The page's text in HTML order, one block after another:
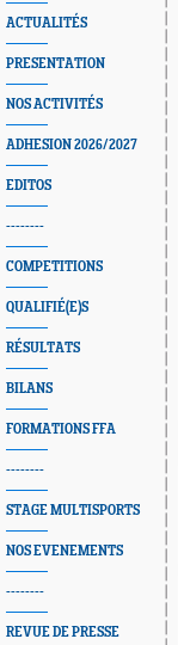
ACTUALITÉS
PRESENTATION
NOS ACTIVITÉS
ADHESION 2026/2027
EDITOS
--------
COMPETITIONS
QUALIFIÉ(E)S
RÉSULTATS
BILANS
FORMATIONS FFA
--------
STAGE MULTISPORTS
NOS EVENEMENTS
--------
REVUE DE PRESSE